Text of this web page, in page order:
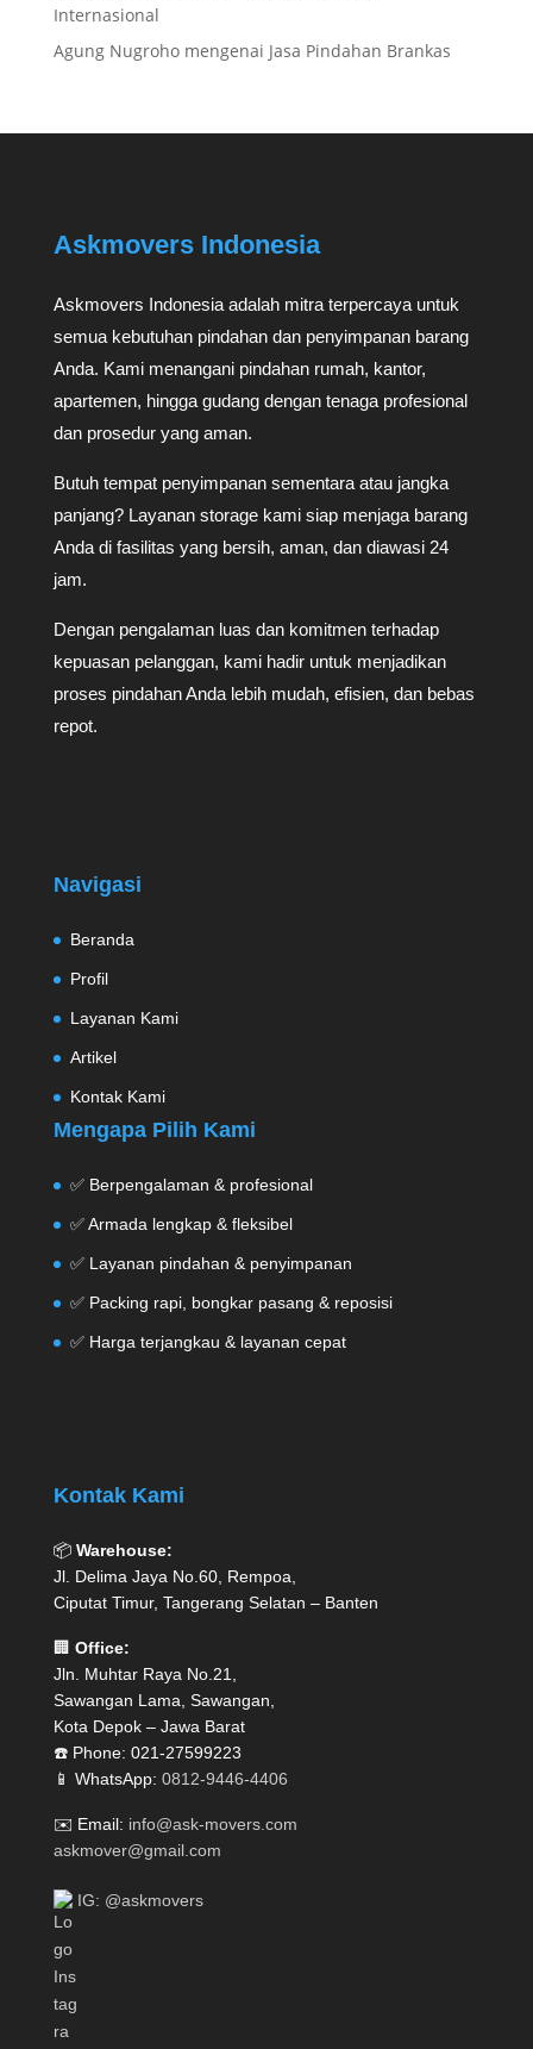
Internasional
Agung Nugrohomengenai Jasa Pindahan Brankas
Askmovers Indonesia
Askmovers Indonesia adalah mitra terpercaya untuk
semua kebutuhan pindahan dan penyimpanan barang
Anda. Kami menangani pindahan rumah, kantor,
apartemen, hingga gudang dengan tenaga profesional
dan prosedur yang aman.
Butuh tempat penyimpanan sementara atau jangka
panjang? Layanan storage kami siap menjaga barang
Anda di fasilitas yang bersih, aman, dan diawasi 24
jam.
Dengan pengalaman luas dan komitmen terhadap
kepuasan pelanggan, kami hadir untuk menjadikan
proses pindahan Anda lebih mudah, efisien, dan bebas
repot.
Navigasi
Beranda
Profil
Layanan Kami
Artikel
Kontak Kami
Mengapa Pilih Kami
✅ Berpengalaman & profesional
✅ Armada lengkap & fleksibel
✅ Layanan pindahan & penyimpanan
✅ Packing rapi, bongkar pasang & reposisi
✅ Harga terjangkau & layanan cepat
Kontak Kami
📦 Warehouse:
Jl. Delima Jaya No.60, Rempoa,
Ciputat Timur, Tangerang Selatan – Banten
🏢 Office:
Jln. Muhtar Raya No.21,
Sawangan Lama, Sawangan,
Kota Depok – Jawa Barat
☎️ Phone: 021-27599223
📱 WhatsApp: 0812-9446-4406
✉️ Email: info@ask-movers.com
askmover@gmail.com
IG: @askmovers